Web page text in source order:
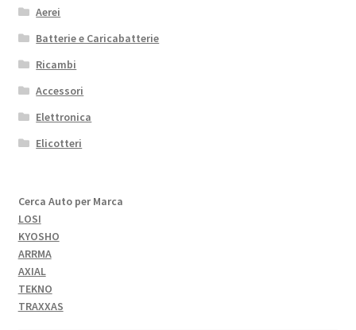
Aerei
Batterie e Caricabatterie
Ricambi
Accessori
Elettronica
Elicotteri
Cerca Auto per Marca
LOSI
KYOSHO
ARRMA
AXIAL
TEKNO
TRAXXAS